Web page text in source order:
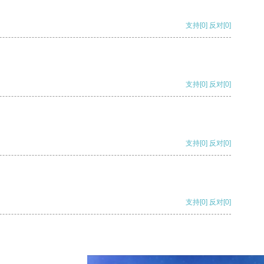
支持[0] 反对[0]
支持[0] 反对[0]
支持[0] 反对[0]
支持[0] 反对[0]